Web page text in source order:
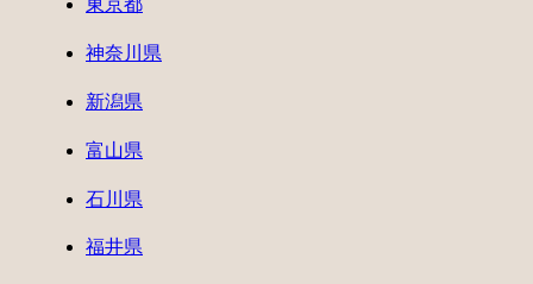
東京都
神奈川県
新潟県
富山県
石川県
福井県